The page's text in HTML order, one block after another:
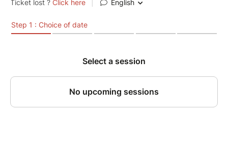
pagayer en pleine fiction, voici une histoire
un élixir au goût d’éternité…
Depuis que sa bottine a heurté un étrange caillou
facteur, de ramasser les pierres sculptées par la
nature tout au long de ses 35 km de tournée
quotidienne ; des rêves plein le front il remplit le